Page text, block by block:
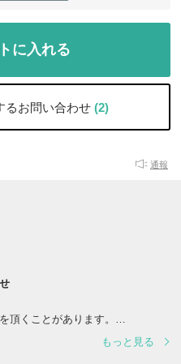
に入れる
るお問い合わせ (2)
通報
頂くことがあります。
もっと見る